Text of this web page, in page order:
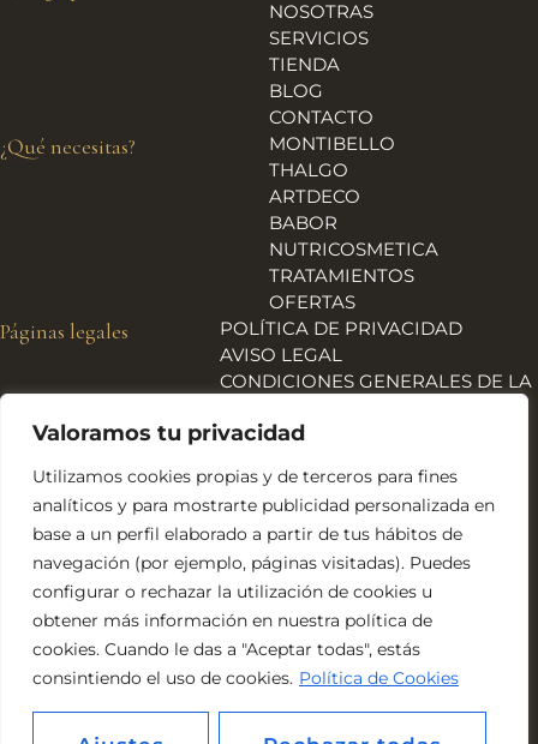
Valoramos tu privacidad
Utilizamos cookies propias y de terceros para fines
analíticos y para mostrarte publicidad personalizada en
base a un perfil elaborado a partir de tus hábitos de
navegación (por ejemplo, páginas visitadas). Puedes
configurar o rechazar la utilización de cookies u
obtener más información en nuestra política de
cookies. Cuando le das a "Aceptar todas", estás
consintiendo el uso de cookies. Política de Cookies
NOSOTRAS
SERVICIOS
TIENDA
BLOG
CONTACTO
¿Qué necesitas?
MONTIBELLO
THALGO
ARTDECO
BABOR
NUTRICOSMETICA
TRATAMIENTOS
OFERTAS
Páginas legales
POLÍTICA DE PRIVACIDAD
AVISO LEGAL
CONDICIONES GENERALES DE LA
ENVÍOS, DEVOLUCIONES Y
POLÍTICA DE COOKIES
DECLARACIÓN DE
ACCESIBILIDAD
Financiado por la Unión Europea – NextGeneration EU